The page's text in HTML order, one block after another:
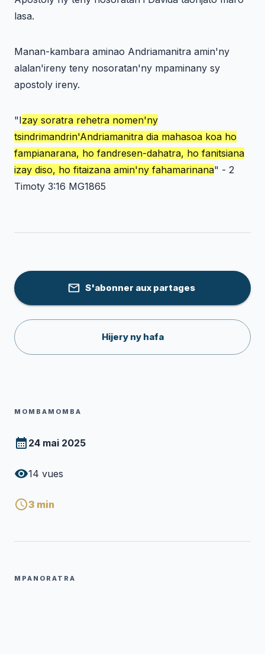
lasa.
Manan-kambara aminao Andriamanitra amin'ny
alalan'ireny teny nosoratan'ny mpaminany sy
apostoly ireny.
"Izay soratra rehetra nomen'ny
tsindrimandrin'Andriamanitra dia mahasoa koa ho
fampianarana, ho fandresen-dahatra, ho fanitsiana
izay diso, ho fitaizana amin'ny fahamarinana" - 2
Timoty 3:16 MG1865
S'abonner aux partages
Hijery ny hafa
MOMBAMOMBA
24 mai 2025
14 vues
3 min
MPANORATRA